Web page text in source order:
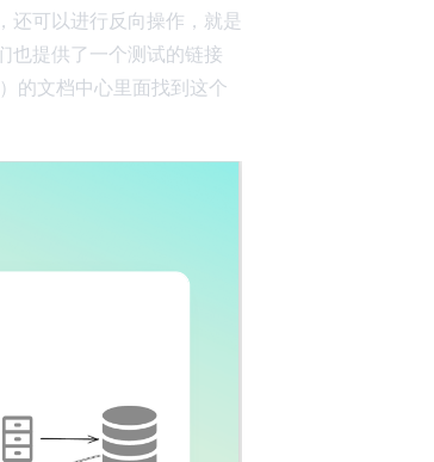
还可以进行反向操作，就是
也提供了一个测试的链接
的文档中心里面找到这个